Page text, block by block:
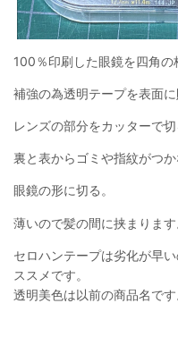
100％印刷した眼鏡を四角の
補強の為透明テープを表面に
レンズの部分をカッターで切
裏と表からゴミや指紋がつ
眼鏡の形に切る。
薄いので髪の間に挟まります
セロハンテープは劣化が早
ススメです。
透明美色は以前の商品名です